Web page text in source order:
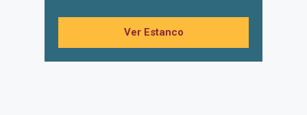
Ver Estanco